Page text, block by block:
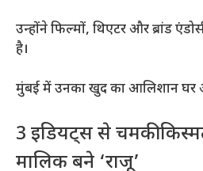
उन्होंने फिल्मों, थिएटर और ब्रांड
है।
मुंबई में उनका खुद का आलिशान घर
3 इडियट्स से चमकी
मालिक बने ‘राजू’